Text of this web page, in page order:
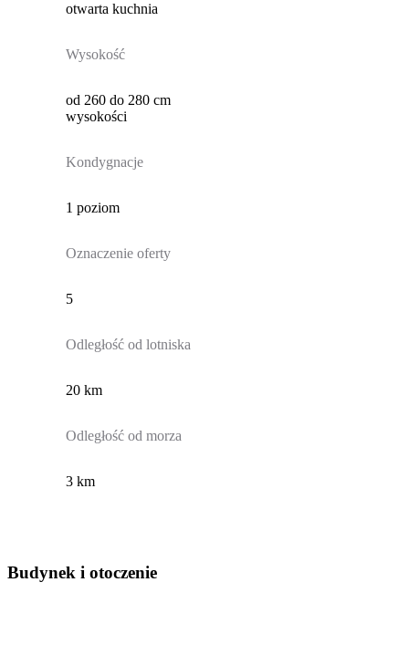
otwarta kuchnia
Wysokość
od 260 do 280 cm
wysokości
Kondygnacje
1 poziom
Oznaczenie oferty
5
Odległość od lotniska
20 km
Odległość od morza
3 km
Budynek i otoczenie